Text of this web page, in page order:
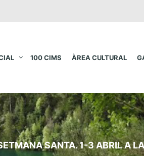
100 CIMS ÀREA CULTURAL
SANTA. 1-3 ABRIL A